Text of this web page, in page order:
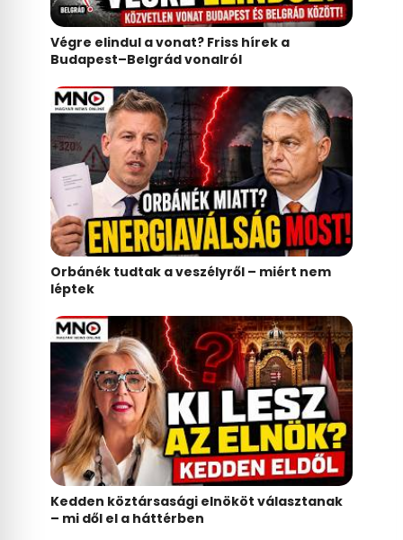
Végre elindul a vonat? Friss hírek a
Budapest–Belgrád vonalról
Orbánék tudtak a veszélyről – miért nem
léptek
Kedden köztársasági elnököt választanak
– mi dől el a háttérben